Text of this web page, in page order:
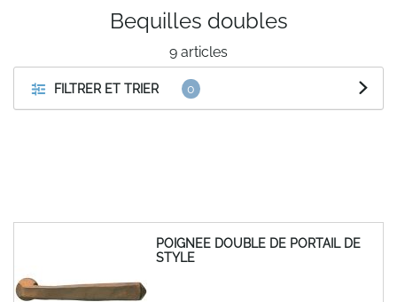
FILTRER ET TRIER
9 articles
Bequilles doubles
POIGNEE DOUBLE DE PORTAIL DE
STYLE